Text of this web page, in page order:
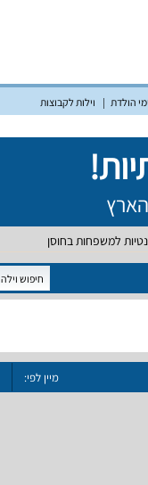
הולדת וילות לקבוצות
למשפחות בחוסן
מיין לפי: